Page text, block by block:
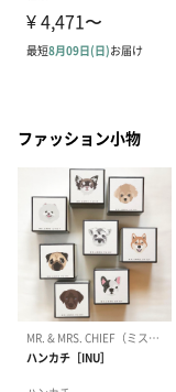
ファッション小物